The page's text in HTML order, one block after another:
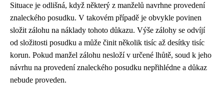
Situace je odlišná, když některý z manželů navrhne provedení
znaleckého posudku. V takovém případě je obvykle povinen
složit zálohu na náklady tohoto důkazu. Výše zálohy se odvíjí
od složitosti posudku a může činit několik tisíc až desítky tisíc
korun. Pokud manžel zálohu nesloží v určené lhůtě, soud k jeho
návrhu na provedení znaleckého posudku nepřihlédne a důkaz
nebude proveden.